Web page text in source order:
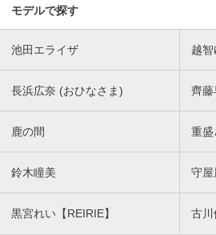
モデルで探す
池田エライザ 越
長浜広奈 (おひなさま) 齊藤
鹿の間 重盛
鈴木瞳美 守屋
黒宮れい【REIRIE】 古川